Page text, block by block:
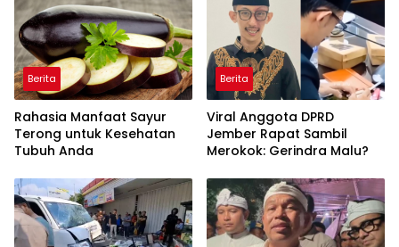
Berita
Rahasia Manfaat Sayur
Terong untuk Kesehatan
Tubuh Anda
Berita
Viral Anggota DPRD
Jember Rapat Sambil
Merokok: Gerindra Malu?